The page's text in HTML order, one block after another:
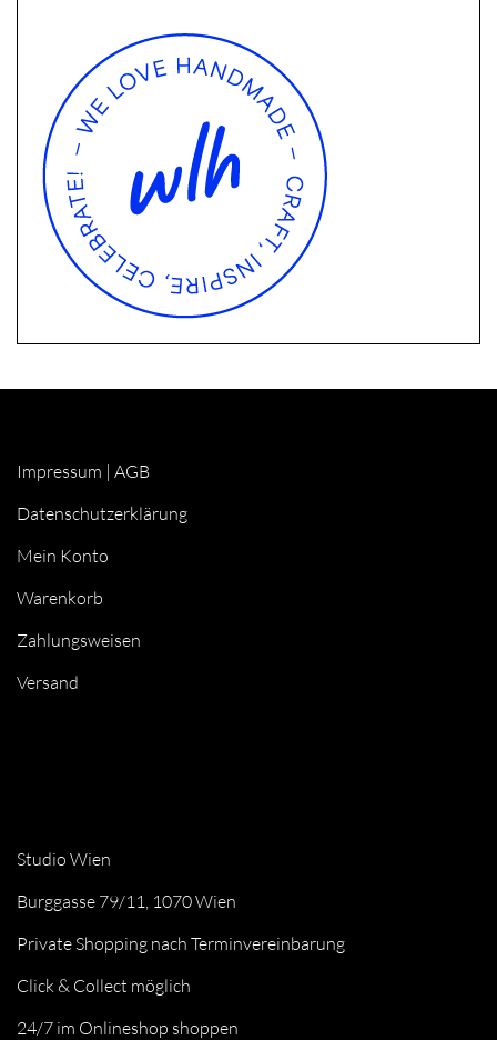
Impressum | AGB
Datenschutzerklärung
Mein Konto
Warenkorb
Zahlungsweisen
Versand
Studio Wien
Burggasse 79/11, 1070 Wien
Private Shopping nach Terminvereinbarung
Click & Collect möglich
24/7 im Onlineshop shoppen